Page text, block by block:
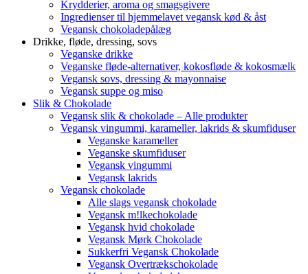
Krydderier, aroma og smagsgivere
Ingredienser til hjemmelavet vegansk kød & åst
Vegansk chokoladepålæg
Drikke, fløde, dressing, sovs
Veganske drikke
Veganske fløde-alternativer, kokosfløde & kokosmælk
Vegansk sovs, dressing & mayonnaise
Vegansk suppe og miso
Slik & Chokolade
Vegansk slik & chokolade – Alle produkter
Vegansk vingummi, karameller, lakrids & skumfiduser
Veganske karameller
Veganske skumfiduser
Vegansk vingummi
Vegansk lakrids
Vegansk chokolade
Alle slags vegansk chokolade
Vegansk m!lkechokolade
Vegansk hvid chokolade
Vegansk Mørk Chokolade
Sukkerfri Vegansk Chokolade
Vegansk Overtrækschokolade